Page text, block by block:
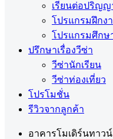
เรียนต่อปริญญ
โปรแกรมฝึกง
โปรแกรมศึกษ
ปรึกษาเรื่องวีซ่า
วีซ่านักเรียน
วีซ่าท่องเที่ยว
โปรโมชั่น
รีวิวจากลูกค้า
อาคารโมเดิร์นทาว